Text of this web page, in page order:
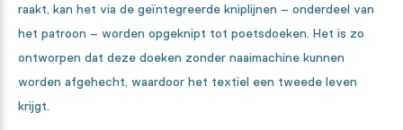
raakt, kan het via de geïntegreerde kniplijnen – onderdeel van
het patroon – worden opgeknipt tot poetsdoeken. Het is zo
ontworpen dat deze doeken zonder naaimachine kunnen
worden afgehecht, waardoor het textiel een tweede leven
krijgt.